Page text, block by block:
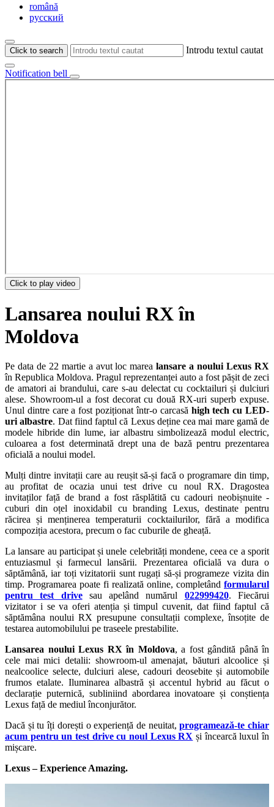
română
русский
Click to search Introdu textul cautat
Notification bell
Click to play video
Lansarea noului RX în
Moldova
Pe data de 22 martie a avut loc marealansare a noului Lexus RX
în Republica Moldova. Pragul reprezentanței auto a fost pășit de zeci
de amatori ai brandului, care s-au delectat cu cocktailuri și dulciuri
alese. Showroom-ul a fost decorat cu două RX-uri superb expuse.
Unul dintre care a fost poziționat într-o carcasă high tech cu LED-
uri albastre. Dat fiind faptul că Lexus deține cea mai mare gamă de
modele hibride din lume, iar albastru simbolizează modul electric,
culoarea a fost determinată drept una de bază pentru prezentarea
oficială a noului model.
Mulți dintre invitații care au reușit să-și facă o programare din timp,
au profitat de ocazia unui test drive cu noul RX. Dragostea
invitaților față de brand a fost răsplătită cu cadouri neobișnuite -
cuburi din oțel inoxidabil cu branding Lexus, destinate pentru
răcirea și menținerea temperaturii cocktailurilor, fără a modifica
compoziția acestora, precum o fac cuburile de gheață.
La lansare au participat și unele celebrități mondene, ceea ce a sporit
entuziasmul și farmecul lansării. Prezentarea oficială va dura o
săptămână, iar toți vizitatorii sunt rugați să-și programeze vizita din
timp. Programarea poate fi realizată online, completând formularul
pentru test drivesau apelând numărul 022999420. Fiecărui
vizitator i se va oferi atenția și timpul cuvenit, dat fiind faptul că
săptămâna noului RX presupune consultații complexe, însoțite de
testarea automobilului pe traseele prestabilite.
Lansarea noului Lexus RX în Moldova, a fost gândită până în
cele mai mici detalii: showroom-ul amenajat, băuturi alcoolice și
nealcoolice selecte, dulciuri alese, cadouri deosebite și automobile
frumos etalate. Iluminarea albastră și accentul hybrid au făcut o
declarație puternică, subliniind abordarea inovatoare și conștiența
Lexus față de mediul înconjurător.
Dacă și tu îți dorești o experiență de neuitat,programează-te chiar
acum pentru un test drive cu noul Lexus RX și încearcă luxul în
mișcare.
Lexus – Experience Amazing.